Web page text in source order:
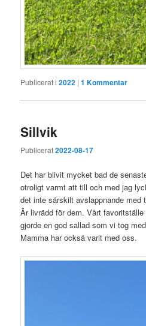
Publicerat i 2022 |1 Kommentar
Sillvik
Publicerat2022-08-17
Det har blivit mycket bad de
otroligt varmt att till och med jag
det inte särskilt avslappnande med
Är livrädd för dem. Vårt
gjorde en god sallad som vi tog
Mamma har också varit med oss.